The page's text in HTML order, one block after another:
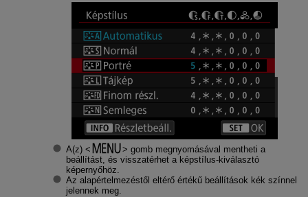
A(z)
gomb megnyomásával mentheti a
beállítást, és visszatérhet a képstílus-kiválasztó
képernyőhöz.
Az alapértelmezéstől eltérő értékű beállítások kék színnel
jelennek meg.